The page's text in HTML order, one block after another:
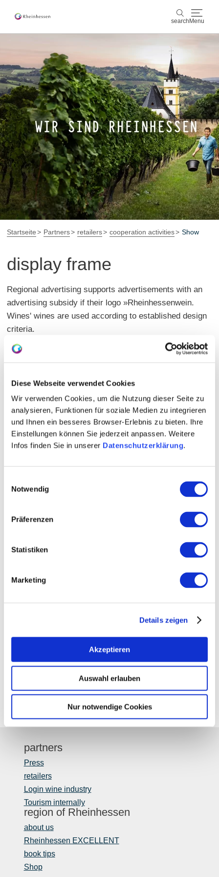
Diese Webseite verwendet Cookies
Wir verwenden Cookies, um die Nutzung dieser Seite zu
analysieren, Funktionen für soziale Medien zu integrieren
und Ihnen ein besseres Browser-Erlebnis zu bieten. Ihre
Einstellungen können Sie jederzeit anpassen. Weitere
Infos finden Sie in unserer Datenschutzerklärung.
Notwendig
Präferenzen
Statistiken
Marketing
Details zeigen
Akzeptieren
Auswahl erlauben
Nur notwendige Cookies
search Menu
sports & nature
culture & cities
events
booking & service
ShopRheinhessen-Blog map
Startseite Partners retailers cooperation activities Show
display frame
Regional advertising supports advertisements with an
advertising subsidy if their logo »Rheinhessenwein.
Wines' wines are used according to established design
criteria.
Here are four ways to work with Rheinhessenwein
Fixed formats as PDF file (300 dpi)
Height-variable formats as Adobe InDesing file
version CS3
Height-variable formats as QuarkXPress file version
6.5
Height-variable formats as QuarkXPress file version
Further Information & Downloads
Contact details:
Rheinhessenwein e.V.
Otto-Lilienthal-Straße 4
Tel:06731 89328 14
E-Mail:markus.hahn@rheinhessenwein.de
partners
Press
retailers
Login wine industry
Tourism internally
region of Rheinhessen
about us
Rheinhessen EXCELLENT
book tips
Shop